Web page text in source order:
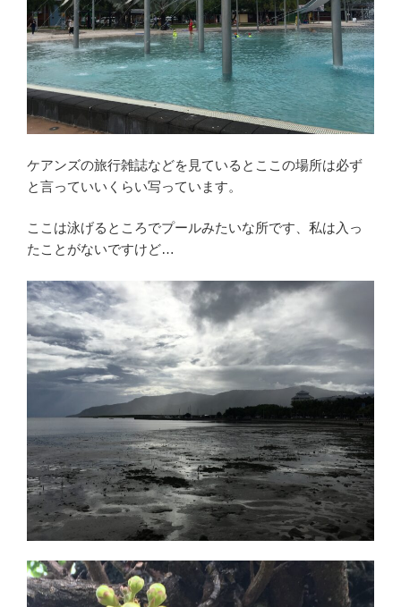
ケアンズの旅行雑誌などを見ているとここの場所は必ず
と言っていいくらい写っています。
ここは泳げるところでプールみたいな所です、私は入っ
たことがないですけど…